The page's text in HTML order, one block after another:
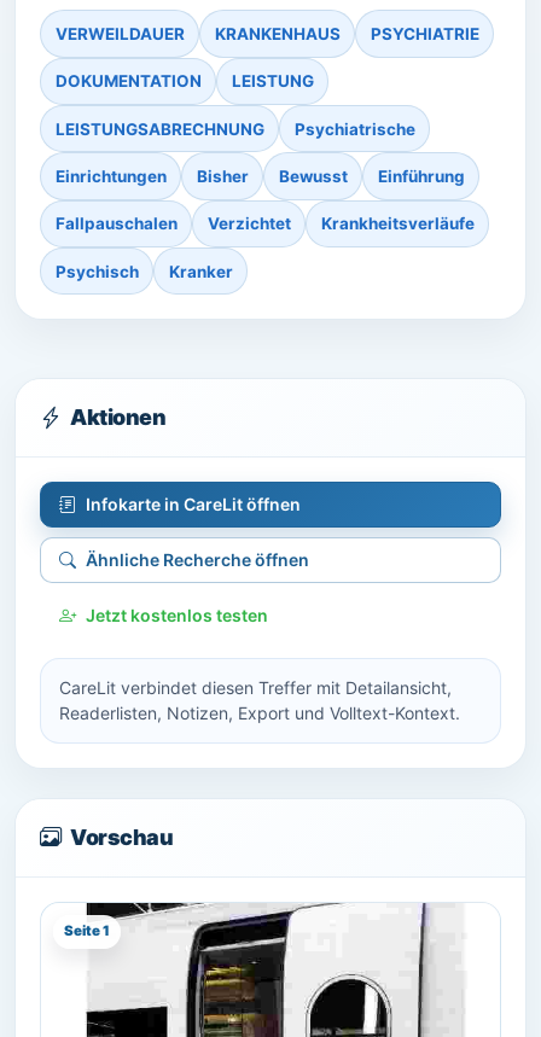
VERWEILDAUER KRANKENHAUS PSYCHIATRIE
DOKUMENTATION LEISTUNG
LEISTUNGSABRECHNUNG Psychiatrische
Einrichtungen Bisher Bewusst Einführung
Fallpauschalen Verzichtet Krankheitsverläufe
Psychisch Kranker
Aktionen
Infokarte in CareLit öffnen
Ähnliche Recherche öffnen
Jetzt kostenlos testen
CareLit verbindet diesen Treffer mit Detailansicht,
Readerlisten, Notizen, Export und Volltext-Kontext.
Vorschau
Seite 1